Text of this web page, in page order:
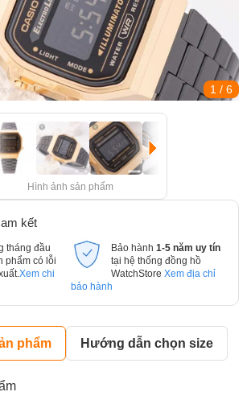
1 / 6
Hình ảnh sản phẩm
kết
tháng đầu
phẩm có lỗi
Xem chi
Bảo hành 1-5 năm uy tín
tại hệ thống đồng hồ
WatchStore Xem địa chỉ
bảo hành
phẩm Hướng dẫn chọn size